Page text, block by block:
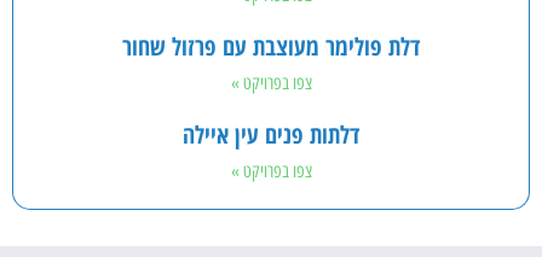
דלת פולימר מעוצבת עם פרזול שחור
צפו בפרויקט »
דלתות פנים עין איילה
צפו בפרויקט »